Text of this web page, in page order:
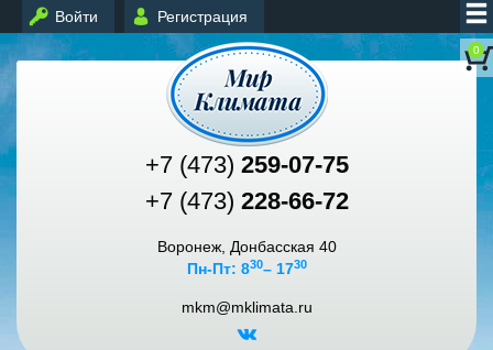
Войти Регистрация
0
+7 (473) 259-07-75
+7 (473) 228-66-72
Воронеж, Донбасская 40
Пн-Пт: 830– 1730
mkm@mklimata.ru